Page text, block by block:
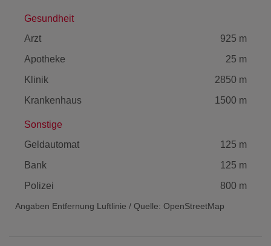
Gesundheit
Arzt
925 m
Apotheke
25 m
Klinik
2850 m
Krankenhaus
1500 m
Sonstige
Geldautomat
125 m
Bank
125 m
Polizei
800 m
Angaben Entfernung Luftlinie / Quelle: OpenStreetMap